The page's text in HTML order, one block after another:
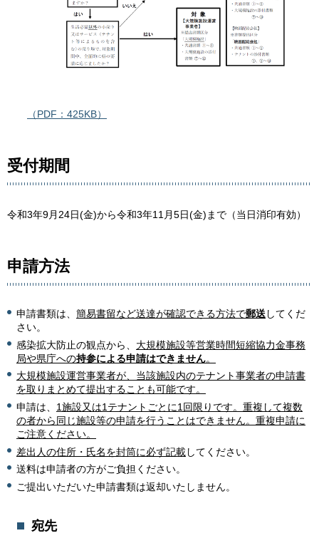
（PDF：425KB）
受付期間
令和3年9月24日(金)から令和3年11月5日(金)まで（当日消印有効）
申請方法
申請書類は、 簡易書留など送達が確認できる方法で郵送してくだ
さい。
感染拡大防止の観点から、 大規模施設等営業時間短縮協力金事務
局や県庁への持参による申請はできません。
大規模施設運営事業者が、当該施設内のテナント事業者の申請書
を取りまとめて提出することも可能です。
申請は、 1施設又は1テナントごとに1回限りです。重複して複数
の者から同じ施設等の申請を行うことはできません。重複申請に
ご注意ください。
差出人の住所・氏名を封筒に必ず記載してください。
送料は申請者の方がご負担ください。
ご提出いただいた申請書類は返却いたしません。
宛先